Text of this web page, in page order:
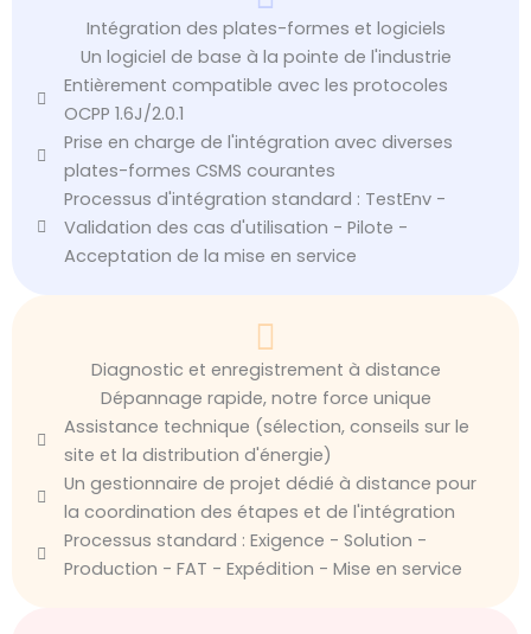
Intégration des plates-formes et logiciels
Un logiciel de base à la pointe de l'industrie
Entièrement compatible avec les protocoles
OCPP 1.6J/2.0.1
Prise en charge de l'intégration avec diverses
plates-formes CSMS courantes
Processus d'intégration standard : TestEnv -
Validation des cas d'utilisation - Pilote -
Acceptation de la mise en service
Diagnostic et enregistrement à distance
Dépannage rapide, notre force unique
Assistance technique (sélection, conseils sur le
site et la distribution d'énergie)
Un gestionnaire de projet dédié à distance pour
la coordination des étapes et de l'intégration
Processus standard : Exigence - Solution -
Production - FAT - Expédition - Mise en service